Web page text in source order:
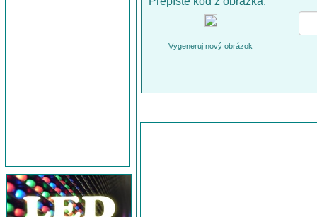
Vygeneruj nový obrázok